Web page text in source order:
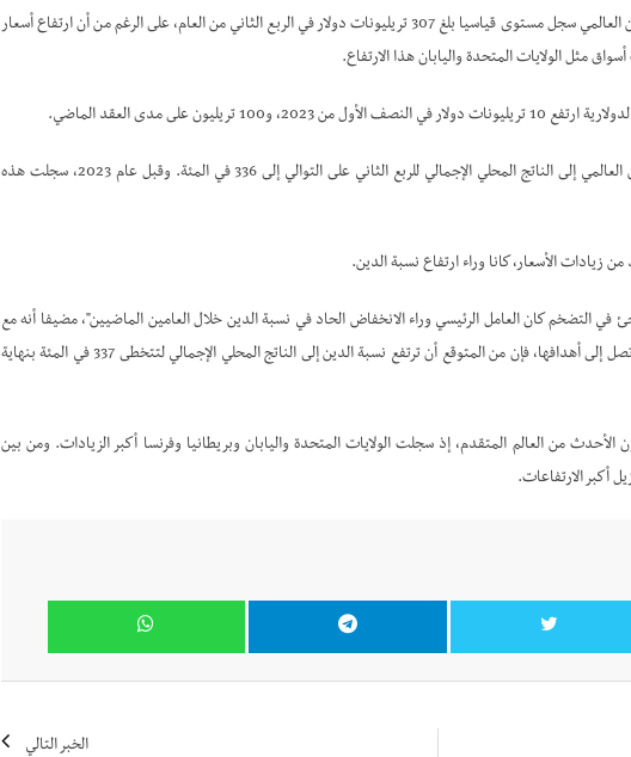
قال معهد التمويل الدولي، الثلاثاء، إن الدين العالمي سجل مستوى قياسيا بلغ 307 تريليونات دولار في الربع الثاني من العام، على الرغم من أن ارتفاع أسعار
مثل الولايات المتحدة واليابان هذا الارتفاع.
تريليون على مدى العقد الماضي.
وقال إن الزيادة الأحدث رفعت نسبة الدين العالمي إلى الناتج المحلي الإجمالي للربع الثاني على التوالي إلى 336 في المئة. وقبل عام 2023، سجلت هذه
زيادات الأسعار، كانا وراء ارتفاع نسبة الدين.
في التضخم كان العامل الرئيسي وراء الانخفاض الحاد في نسبة الدين خلال العامين الماضيين"، مضيفا أنه مع
اعتدال ضغوط الأجور والأسعار، حتى لو لم تصل إلى أهدافها، فإن من المتوقع أن ترتفع نسبة الدين إلى الناتج المحلي الإجمالي لتتخطى 337 في المئة بنهاية
تراكم الديون الأحدث من العالم المتقدم، إذ سجلت الولايات المتحدة واليابان وبريطانيا وفرنسا أكبر الزيادات. ومن بين
أكبر الارتفاعات.
الخبر التالي